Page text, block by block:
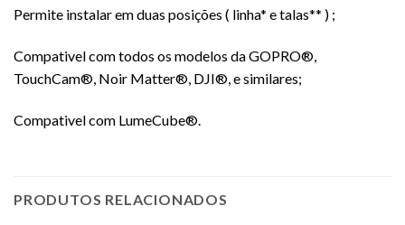
Permite instalar em duas posições ( linha* e talas** ) ;
Compativel com todos os modelos da GOPRO®,
TouchCam®, Noir Matter®, DJI®, e similares;
Compativel com LumeCube®.
PRODUTOS RELACIONADOS